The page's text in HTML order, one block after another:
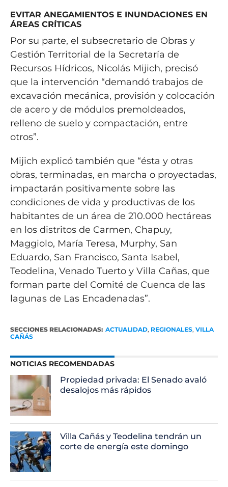
EVITAR ANEGAMIENTOS E INUNDACIONES EN
ÁREAS CRÍTICAS
Por su parte, el subsecretario de Obras y
Gestión Territorial de la Secretaría de
Recursos Hídricos, Nicolás Mijich, precisó
que la intervención “demandó trabajos de
excavación mecánica, provisión y colocación
de acero y de módulos premoldeados,
relleno de suelo y compactación, entre
otros”.
Mijich explicó también que “ésta y otras
obras, terminadas, en marcha o proyectadas,
impactarán positivamente sobre las
condiciones de vida y productivas de los
habitantes de un área de 210.000 hectáreas
en los distritos de Carmen, Chapuy,
Maggiolo, María Teresa, Murphy, San
Eduardo, San Francisco, Santa Isabel,
Teodelina, Venado Tuerto y Villa Cañas, que
forman parte del Comité de Cuenca de las
lagunas de Las Encadenadas”.
SECCIONES RELACIONADAS: ACTUALIDAD, REGIONALES, VILLA
CAÑÁS
NOTICIAS RECOMENDADAS
Propiedad privada: El Senado avaló
desalojos más rápidos
Villa Cañás y Teodelina tendrán un
corte de energía este domingo